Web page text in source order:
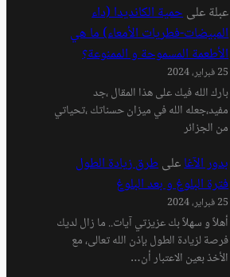
عبلةعلىحمية الكانديدا (داء
المبيضات-فطريات الأمعاء) ما هي
الأطعمة المسموحة و الممنوعة؟
25 فبراير، 2024
بارك الله فيك على هذا المقال ،جد
مفيد،جعله الله في ميزان حسناتك ،تحياتي
من الجزائر
بدور الآغاعلىطرق زيادة الطول
فترة البلوغ و بعد البلوغ
25 فبراير، 2024
أهلاً و سهلاً بك عزيزتي آيات.. ما زال لديك
فرصة لزيادة الطول بإذن الله تعالى، مع
الأخذ بعين الاعتبار أن…